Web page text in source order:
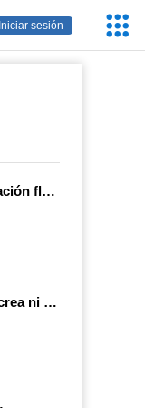
Iniciar sesión
"Coheté": ¡Levitación flamígera!
La energía ni se crea ni se destruye... ¡se experimenta! El Tierno en la Feria Madrid es Ciencia 2026